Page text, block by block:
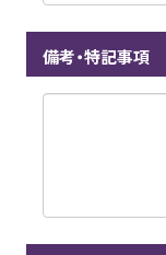
備考・特記事項